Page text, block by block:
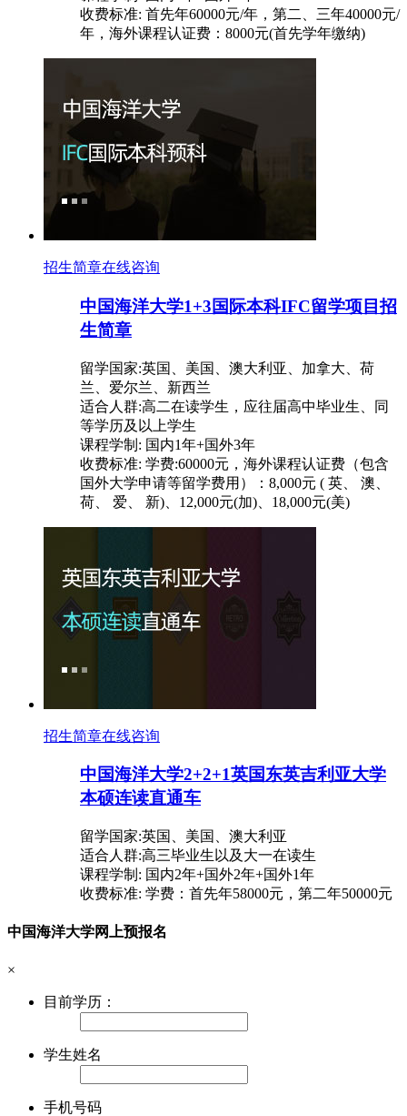
收费标准: 首先年60000元/年，第二、三年40000元/
年，海外课程认证费：8000元(首先学年缴纳)
招生简章在线咨询
中国海洋大学1+3国际本科IFC留学项目招
生简章
留学国家:英国、美国、澳大利亚、加拿大、荷
兰、爱尔兰、新西兰
适合人群:高二在读学生，应往届高中毕业生、同
等学历及以上学生
课程学制: 国内1年+国外3年
收费标准: 学费:60000元，海外课程认证费（包含
国外大学申请等留学费用）：8,000元 ( 英、 澳、
荷、 爱、 新)、12,000元(加)、18,000元(美)
招生简章在线咨询
中国海洋大学2+2+1英国东英吉利亚大学
本硕连读直通车
留学国家:英国、美国、澳大利亚
适合人群:高三毕业生以及大一在读生
课程学制: 国内2年+国外2年+国外1年
收费标准: 学费：首先年58000元，第二年50000元
中国海洋大学网上预报名
×
目前学历：
学生姓名
手机号码